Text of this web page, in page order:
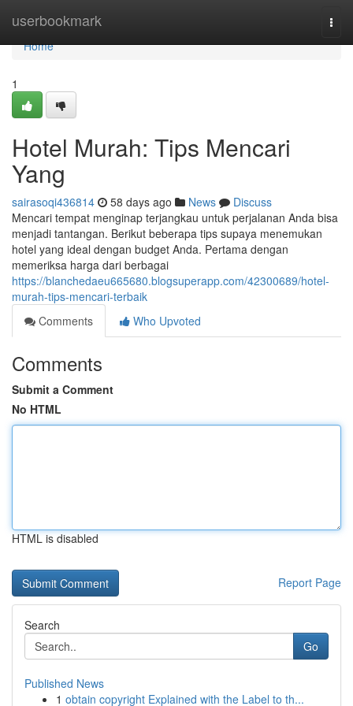
userbookmark
Home
Home
1
Hotel Murah: Tips Mencari
Yang
sairasoqi436814 58 days ago News
Discuss
Mencari tempat menginap terjangkau untuk perjalanan Anda bisa
menjadi tantangan. Berikut beberapa tips supaya menemukan
hotel yang ideal dengan budget Anda. Pertama dengan
memeriksa harga dari berbagai
https://blanchedaeu665680.blogsuperapp.com/42300689/hotel-
murah-tips-mencari-terbaik
Comments
Who Upvoted
Comments
Submit a Comment
No HTML
HTML is disabled
Report Page
Search
Go
Published News
1 obtain copyright Explained with the Label to th...